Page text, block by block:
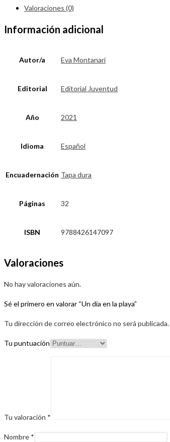
Valoraciones (0)
Información adicional
Autor/a Eva Montanari
Editorial Editorial Juventud
Año 2021
Idioma Español
Encuadernación Tapa dura
Páginas 32
ISBN 9788426147097
Valoraciones
No hay valoraciones aún.
Sé el primero en valorar “Un día en la playa”
Tu dirección de correo electrónico no será publicada.
Tu puntuación
Tu valoración *
Nombre *